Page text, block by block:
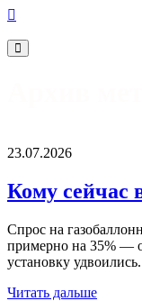
23.07.2026
Кому сейчас
Спрос на
примерно на 35% —
установку
Читать дальше